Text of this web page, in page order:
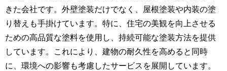
きた会社です。外壁塗装だけでなく、屋根塗装や内装の塗
り替えも手掛けています。特に、住宅の美観を向上させる
ための高品質な塗料を使用し、持続可能な塗装方法を提供
しています。これにより、建物の耐久性を高めると同時
に、環境への影響も考慮したサービスを展開しています。